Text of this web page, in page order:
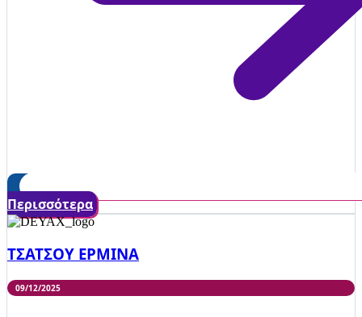
Περισσότερα
ΤΣΑΤΣΟΥ ΕΡΜΙΝΑ
09/12/2025